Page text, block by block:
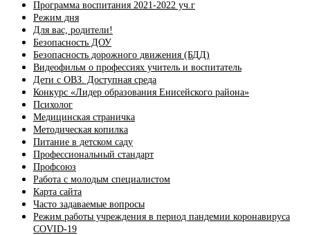
Программа воспитания 2021-2022 уч.г
Режим дня
Для вас, родители!
Безопасность ДОУ
Безопасность дорожного движения (БДД)
Видеофильм о профессиях учитель и воспитатель
Дети с ОВЗ. Доступная среда
Конкурс «Лидер образования Енисейского района»
Психолог
Медицинская страничка
Методическая копилка
Питание в детском саду
Профессиональный стандарт
Профсоюз
Работа с молодым специалистом
Карта сайта
Часто задаваемые вопросы
Режим работы учреждения в период пандемии коронавируса
COVID-19